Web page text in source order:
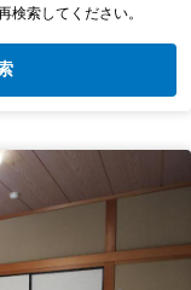
検索してください。